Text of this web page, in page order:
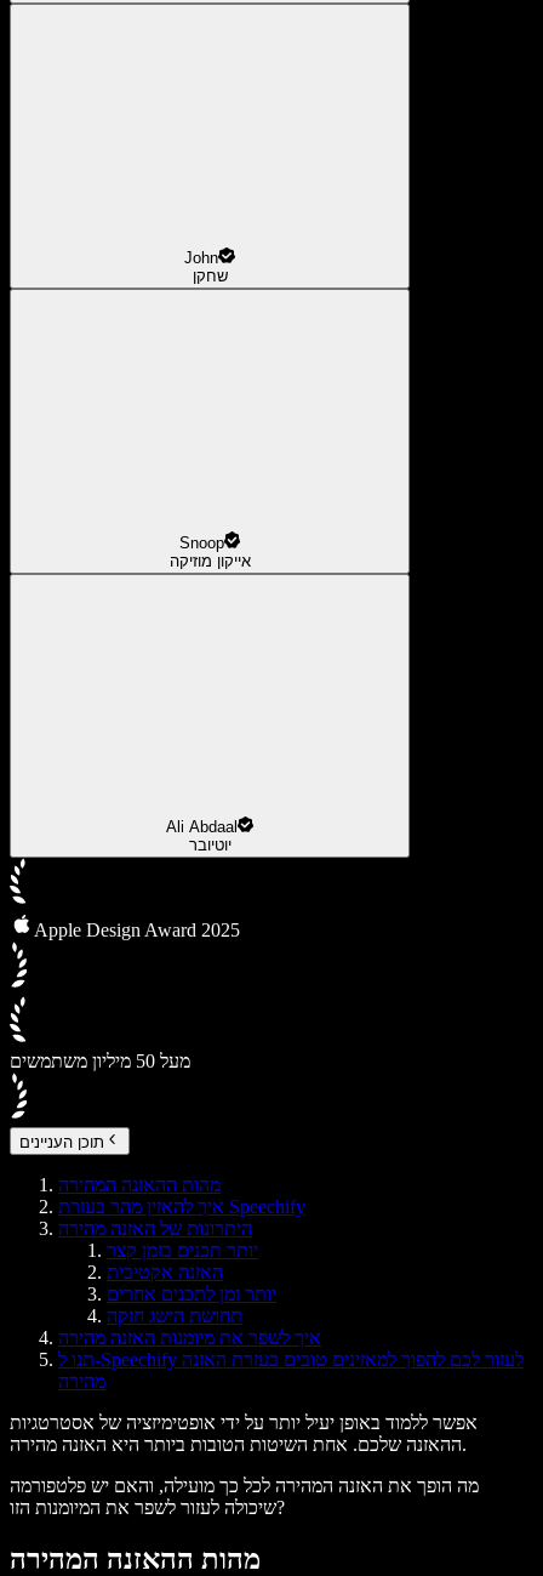
John
שחקן
Snoop
אייקון מוזיקה
Ali Abdaal
יוטיובר
Apple Design Award 2025
מעל 50 מיליון משתמשים
תוכן העניינים
מהות ההאזנה המהירה
איך להאזין מהר בעזרת Speechify
היתרונות של האזנה מהירה
יותר תכנים בזמן קצר
האזנה אקטיבית
יותר זמן לתכנים אחרים
תחושת הישג חזקה
איך לשפר את מיומנות האזנה מהירה
תנו ל-Speechify לעזור לכם להפוך למאזינים טובים בעזרת האזנה
מהירה
אפשר ללמוד באופן יעיל יותר על ידי אופטימיזציה של אסטרטגיות
ההאזנה שלכם. אחת השיטות הטובות ביותר היא האזנה מהירה.
מה הופך את האזנה המהירה לכל כך מועילה, והאם יש פלטפורמה
שיכולה לעזור לשפר את המיומנות הזו?
מהות ההאזנה המהירה